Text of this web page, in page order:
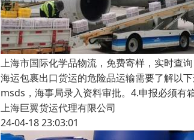
上海市国际化学品物流，免费寄样，实时查询
海运包裹出口货运的危险品运输需要了解以
msds，海事局录入资料审批。4.申报必须有
上海巨翼货运代理有限公司
24-04-18 23:03:01